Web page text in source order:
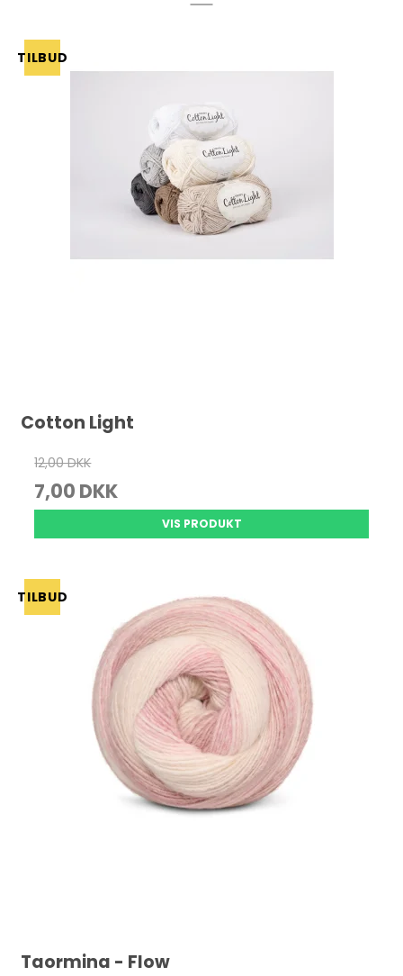
TILBUD
Cotton Light
12,00 DKK
7,00 DKK
VIS PRODUKT
TILBUD
Taormina - Flow